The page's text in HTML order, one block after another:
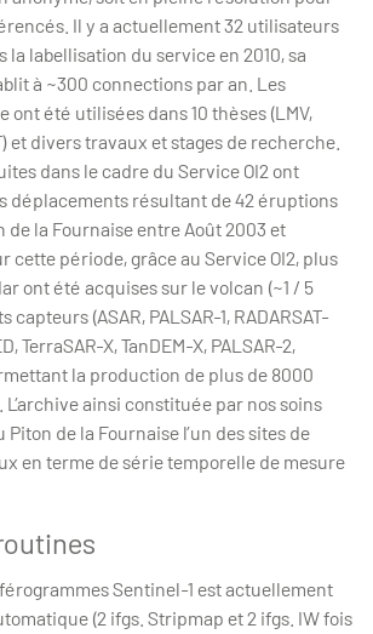
Il y a actuellement 32 utilisateurs
labellisation du service en 2010, sa
à ~300 connections par an. Les
ont été utilisées dans 10 thèses (LMV,
et divers travaux et stages de recherche.
dans le cadre du Service OI2 ont
déplacements résultant de 42 éruptions
de la Fournaise entre Août 2003 et
cette période, grâce au Service OI2, plus
ont été acquises sur le volcan (~1 / 5
(ASAR, PALSAR-1, RADARSAT-
TerraSAR-X, TanDEM-X, PALSAR-2,
la production de plus de 8000
ainsi constituée par nos soins
de la Fournaise l’un des sites de
en terme de série temporelle de mesure
Sentinel-1 est actuellement
(2 ifgs. Stripmap et 2 ifgs. IW fois